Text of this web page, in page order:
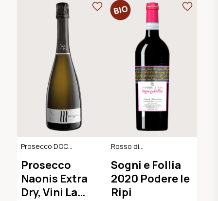
Prosecco DOC
Prosecco
Naonis Extra
Dry, Vini La
Rosso di
BIO-Demeter
Sogni e Follia
2020 Podere le
Ripi